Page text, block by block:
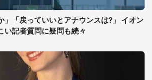
」「戻っていいとアナウンスは?」 イオン
い記者質問に疑問も続々